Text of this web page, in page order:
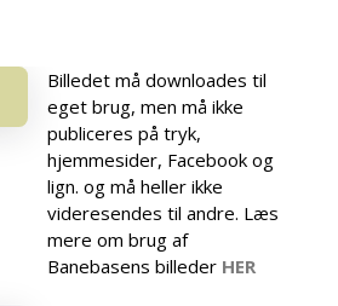
Billedet må downloades til
eget brug, men må ikke
publiceres på tryk,
hjemmesider, Facebook og
lign. og må heller ikke
videresendes til andre. Læs
mere om brug af
Banebasens billeder HER